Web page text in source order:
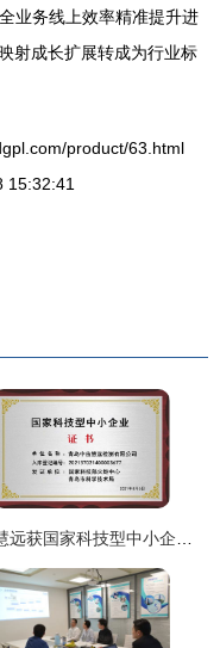
业务线上效率精准提升进
射成长扩展转成为行业标
product/63.html
15:32:41